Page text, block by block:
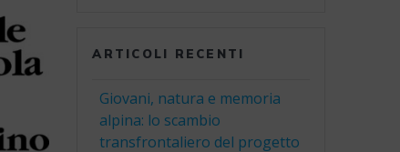
ARTICOLI RECENTI
Giovani, natura e memoria
alpina: lo scambio
transfrontaliero del progetto